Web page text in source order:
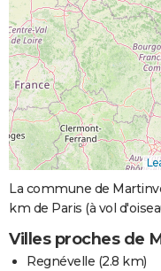
La commune de
km de Paris (à vol
Villes proches de
Regnévelle (2.8 km)